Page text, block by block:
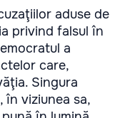
aduse de
privind falsul în
a
care,
Singura
în viziunea sa,